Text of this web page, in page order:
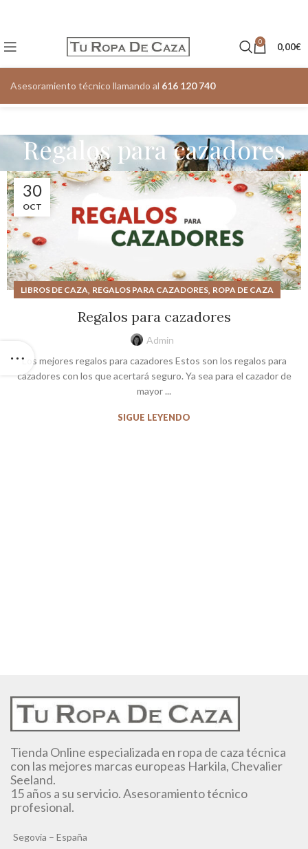
0 0,00€
Asesoramiento técnico llamando al 616 120 740
Regalos para cazadores
30
OCT
LIBROS DE CAZA, REGALOS PARA CAZADORES, ROPA DE CAZA
Regalos para cazadores
Admin
Los mejores regalos para cazadores Estos son los regalos para
cazadores con los que acertará seguro. Ya sea para el cazador de
mayor ...
SIGUE LEYENDO
Tienda Online especializada en ropa de caza técnica
con las mejores marcas europeas Harkila, Chevalier
Seeland.
15 años a su servicio. Asesoramiento técnico
profesional.
Segovia – España